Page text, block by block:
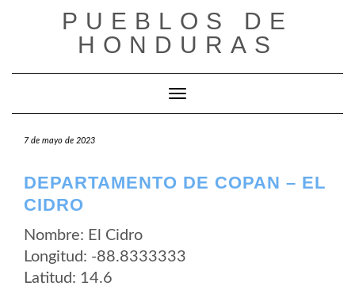
PUEBLOS DE
HONDURAS
Cambiar modo de navegación
7 de mayo de 2023
DEPARTAMENTO DE COPAN – EL
CIDRO
Nombre: El Cidro
Longitud: -88.8333333
Latitud: 14.6